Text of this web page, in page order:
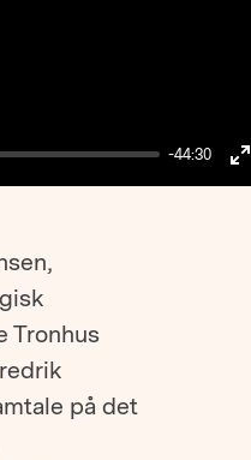
-44:30
Tronhus
på det